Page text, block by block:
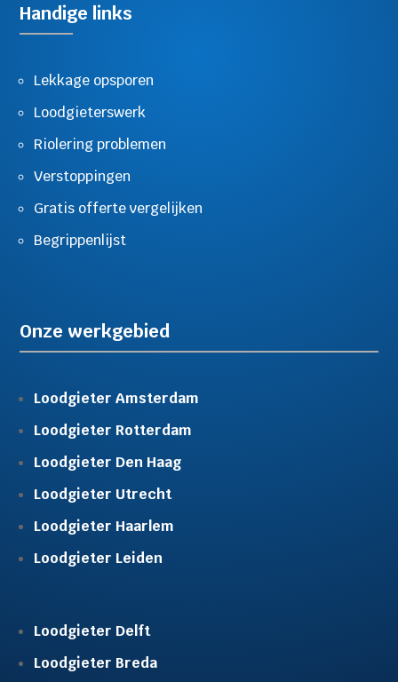
Handige links
Lekkage opsporen
Loodgieterswerk
Riolering problemen
Verstoppingen
Gratis offerte vergelijken
Begrippenlijst
Onze werkgebied
Loodgieter Amsterdam
Loodgieter Rotterdam
Loodgieter Den Haag
Loodgieter Utrecht
Loodgieter Haarlem
Loodgieter Leiden
Loodgieter Delft
Loodgieter Breda